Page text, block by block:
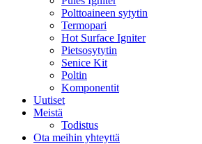
Polttoaineen sytytin
Termopari
Hot Surface Igniter
Pietsosytytin
Senice Kit
Poltin
Komponentit
Uutiset
Meistä
Todistus
Ota meihin yhteyttä